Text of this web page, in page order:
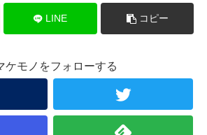
LINE コピー
ケモノをフォローする